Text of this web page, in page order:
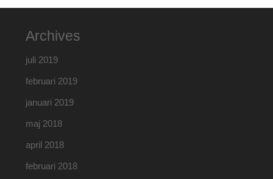
Archives
juli 2019
februari 2019
januari 2019
maj 2018
april 2018
februari 2018